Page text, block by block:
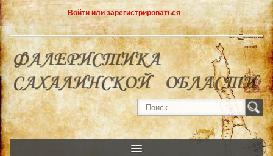
Войтиили зарегистрироваться